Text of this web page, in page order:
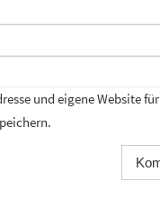
und eigene Website